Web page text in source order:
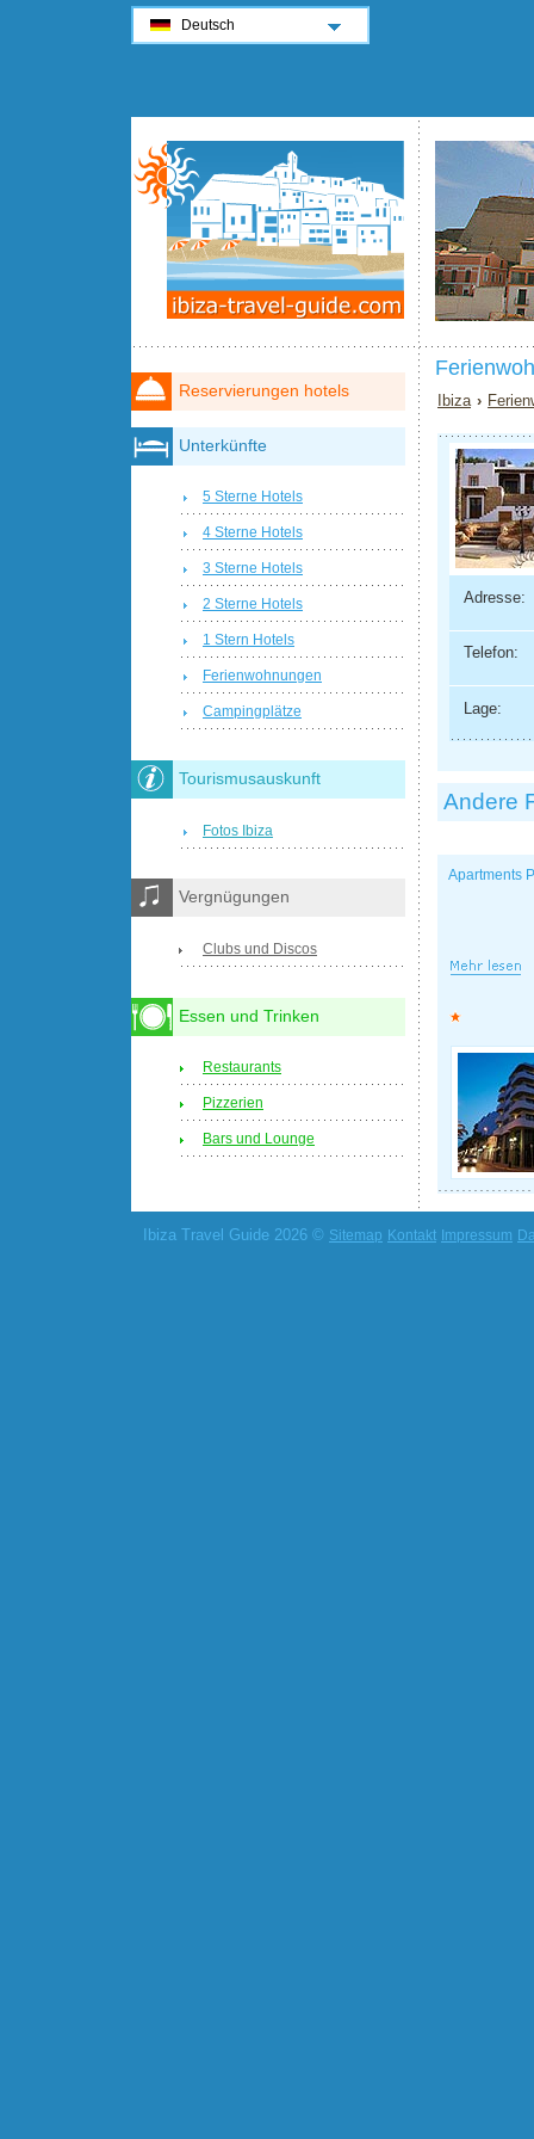
Ibiza ›
Adresse:
Telefon:
Lage:
Andere
Apartments
Reservierungen hotels
Unterkünfte
5 Sterne Hotels
4 Sterne Hotels
3 Sterne Hotels
2 Sterne Hotels
1 Stern Hotels
Ferienwohnungen
Campingplätze
Tourismusauskunft
Fotos Ibiza
Vergnügungen
Clubs und Discos
Essen und Trinken
Restaurants
Pizzerien
Bars und Lounge
Ibiza Travel Guide 2026 © Sitemap Kontakt Impressum
Deutsch